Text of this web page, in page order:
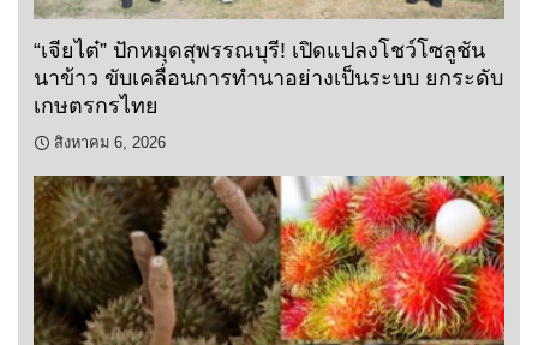
“เจียไต๋” ปักหมุดสุพรรณบุรี! เปิดแปลงโชว์โซลูชัน
นาข้าว ขับเคลื่อนการทำนาอย่างเป็นระบบ ยกระดับ
เกษตรกรไทย
สิงหาคม 6, 2026